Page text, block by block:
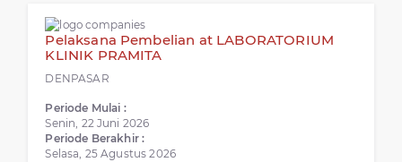
Pelaksana Pembelian at LABORATORIUM
KLINIK PRAMITA
DENPASAR
Periode Mulai :
Senin, 22 Juni 2026
Periode Berakhir :
Selasa, 25 Agustus 2026